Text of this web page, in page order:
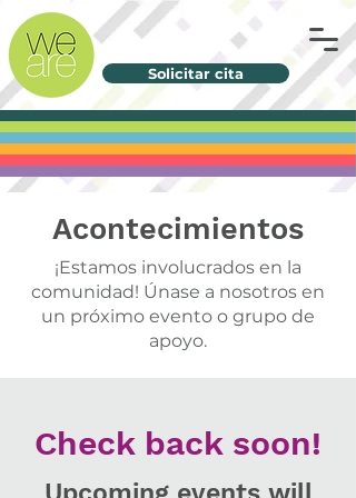
Solicitar cita
Acontecimientos
¡Estamos involucrados en la
comunidad! Únase a nosotros en
un próximo evento o grupo de
apoyo.
Check back soon!